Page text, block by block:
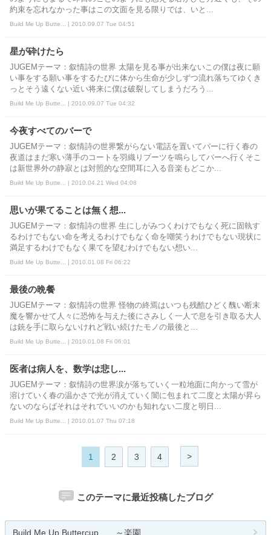
約束を忘れなかった事はこの文面を見る限りでは、いと...
Build Me Up Butte... | 2010.09.07 Tue 04:51
星が砕けたら
JUGEMテーマ：叙情詩の世界 太陽を見る事が出来ないこの僕は夜に願
い事をする願い事をするたびに体から生命が少しずつ流れ落ちてゆくき
っとそう遠くない近い将来に僕は破裂してしまうだろう...
Build Me Up Butte... | 2010.09.07 Tue 04:32
今夜すべてのバーで
JUGEMテーマ：叙情詩の世界繋がらない電話を置いてバーに行く春の
夜道はまだ寒い薄手のコートを羽織りブーツを鳴らしてバーへ行くそこ
は新世界外の静寂とは対照的な空間耳に入る音楽もどこか...
Build Me Up Butte... | 2010.04.21 Wed 04:08
思いが果てることは無く想...
JUGEMテーマ：叙情詩の世界 生にしがみつくわけでもなく死に固執す
るわけでもない命を考えるわけでもなく命を嘲笑うわけでもない現状に
満足するわけでもなく果てを望むわけでもない想い...
Build Me Up Butte... | 2010.01.08 Fri 06:22
最後の晩餐
JUGEMテーマ：叙情詩の世界 怪物の終焉はいつも残酷ひどく醜い断末
魔を響かせて人々に恐怖を与えた後にさみしく一人で息を引き取る大人
は銃を手に取らないけれど戦い続けたモノの最後と...
Build Me Up Butte... | 2010.01.08 Fri 06:01
医者は病人を、数学は悲し...
JUGEMテーマ：叙情詩の世界涙が落ちていく一粒地面に向かって雪が
溶けていく春の温かさで光が消えていく闇に包まれて二度と太陽が昇ら
ないのならばそれはそれでいいのかも知れない二度と明日...
Build Me Up Butte... | 2010.01.07 Thu 07:18
1 2 3 4 >
このテーマに最近投稿したブログ
Build Me Up Buttercup ～楽園...